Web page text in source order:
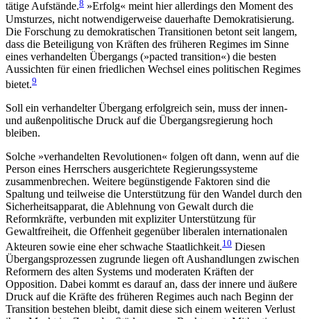
tätige Aufstände.8 »Erfolg« meint hier allerdings den Moment des
Umsturzes, nicht notwendigerweise dauerhafte Demokratisierung.
Die Forschung zu demokratischen Transitionen betont seit langem,
dass die Beteiligung von Kräften des früheren Regimes im Sinne
eines verhandelten Übergangs (»pacted transition«) die besten
Aussichten für einen fried­lichen Wechsel eines politischen Regimes
bietet.9
Soll ein verhandelter Übergang erfolgreich sein, muss der innen-
und außenpolitische Druck auf die Übergangsregierung hoch
bleiben.
Solche »verhandelten Revolutionen« folgen oft dann, wenn auf die
Person eines Herrschers aus­gerichtete Regierungssysteme
zusammenbrechen. Weitere begünstigende Faktoren sind die
Spaltung und teilweise die Unterstützung für den Wandel durch den
Sicherheitsapparat, die Ablehnung von Gewalt durch die
Reformkräfte, verbunden mit expliziter Unterstützung für
Gewaltfreiheit, die Offenheit gegenüber liberalen internationalen
Akteuren sowie eine eher schwache Staatlichkeit.10 Diesen
Übergangsprozessen zugrunde liegen oft Aus­handlungen zwischen
Refor­mern des alten Systems und moderaten Kräften der
Opposition. Dabei kommt es darauf an, dass der innere und äußere
Druck auf die Kräfte des früheren Regimes auch nach Beginn der
Transition bestehen bleibt, damit diese sich einem weiteren Verlust